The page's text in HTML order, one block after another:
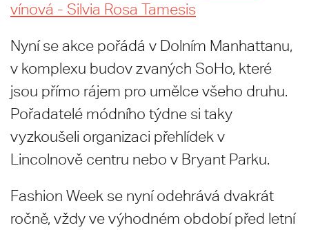
vínová - Silvia Rosa Tamesis
Nyní se akce pořádá v Dolním Manhattanu,
v komplexu budov zvaných SoHo, které
jsou přímo rájem pro umělce všeho druhu.
Pořadatelé módního týdne si taky
vyzkoušeli organizaci přehlídek v
Lincolnově centru nebo v Bryant Parku.
Fashion Week se nyní odehrává dvakrát
ročně, vždy ve výhodném období před letní